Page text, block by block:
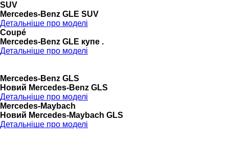
SUV
Mercedes-Benz GLE SUV
Детальніше про моделі
Coupé
Mercedes-Benz GLE купе .
Детальніше про моделі
Mercedes-Benz GLS
Новий Mercedes-Benz GLS
Детальніше про моделі
Mercedes-Maybach
Новий Mercedes-Maybach GLS
Детальніше про моделі